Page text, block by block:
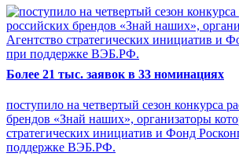
Более 21 тыс. заявок в 33 номинациях
поступило на четвертый сезон конкурса
брендов «Знай наших», организаторы
стратегических инициатив и Фонд
поддержке ВЭБ.РФ.